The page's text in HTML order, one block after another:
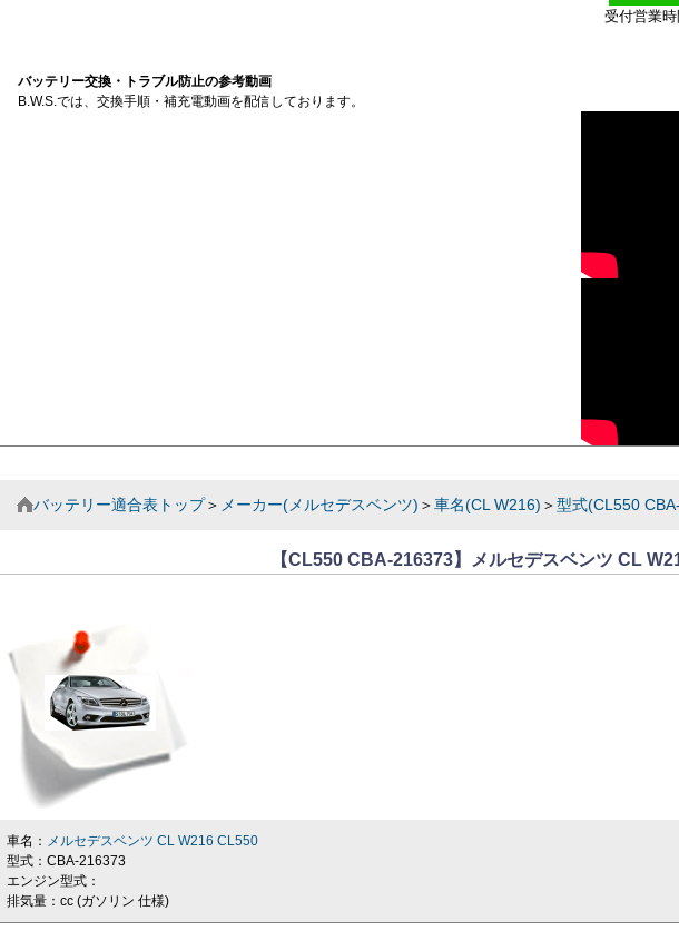
受付営業
バッテリー交換・トラブル防止の参考動画
B.W.S.では、交換手順・補充電動画を配信しております。
バッテリー適合表トップ＞ メーカー(メルセデスベンツ) ＞車名(CL W216) ＞型式(CL550
【CL550 CBA-216373】メルセデスベンツ CL
車名： メルセデスベンツ CL W216 CL550
型式：CBA-216373
エンジン型式：
排気量：cc (ガソリン 仕様)